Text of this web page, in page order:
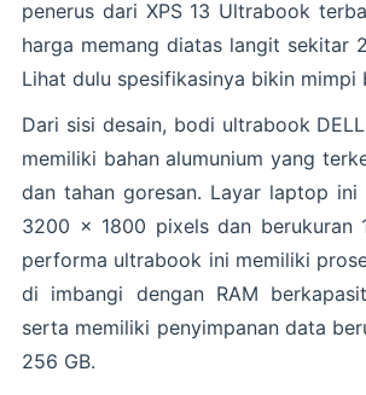
penerus dari XPS 13 Ultrabook
harga memang diatas langit sekitar
Lihat dulu spesifikasinya bikin mimpi
Dari sisi desain, bodi ultrabook
memiliki bahan alumunium yang
dan tahan goresan. Layar laptop ini
3200 x 1800 pixels dan berukuran
performa ultrabook ini memiliki
di imbangi dengan RAM
serta memiliki penyimpanan data
256 GB.